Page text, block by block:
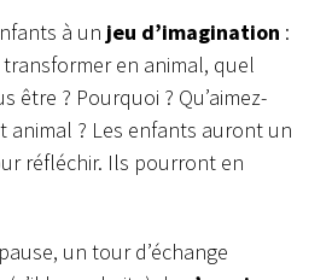
à un jeu d’imagination :
en animal, quel
être ? Pourquoi ? Qu’aimez-
animal ? Les enfants auront un
réfléchir. Ils pourront en
un tour d’échange